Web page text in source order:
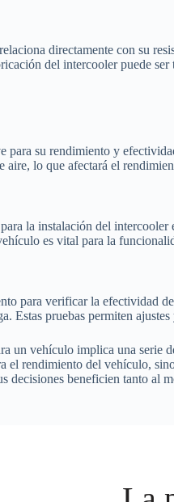
directamente con su
del intercooler puede
para su rendimiento y
lo que afectará el
la instalación del
es vital para la
para verificar la efectividad
Estas pruebas permiten
un vehículo implica una serie
el rendimiento del vehículo,
decisiones beneficien tanto al